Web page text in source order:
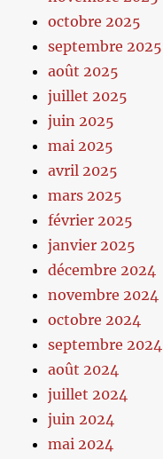
octobre 2025
septembre 2025
août 2025
juillet 2025
juin 2025
mai 2025
avril 2025
mars 2025
février 2025
janvier 2025
décembre 2024
novembre 2024
octobre 2024
septembre 2024
août 2024
juillet 2024
juin 2024
mai 2024